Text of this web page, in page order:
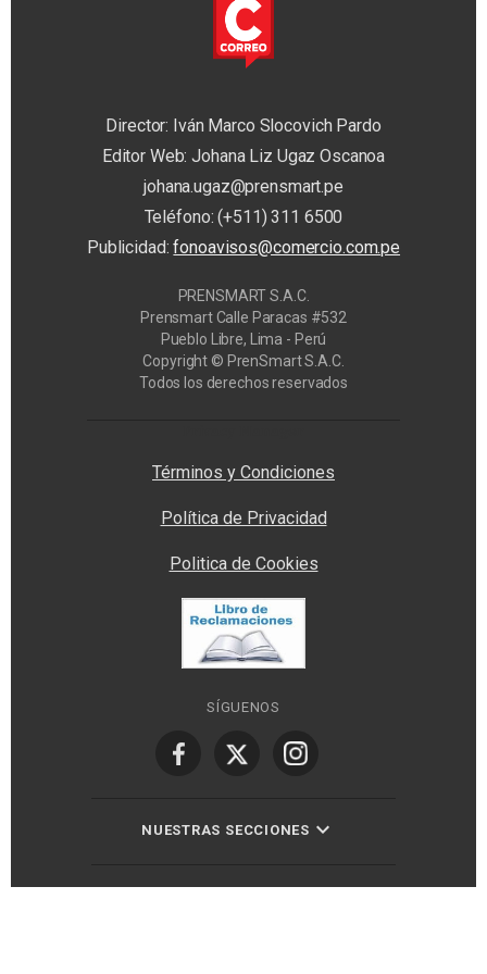
Director: Iván Marco Slocovich Pardo
Editor Web: Johana Liz Ugaz Oscanoa
johana.ugaz@prensmart.pe
Teléfono: (+511) 311 6500
Publicidad:fonoavisos@comercio.com.pe
PRENSMART S.A.C.
Prensmart Calle Paracas #532
Pueblo Libre, Lima - Perú
Copyright © PrenSmart S.A.C.
Todos los derechos reservados
Términos y Condiciones
Política de Privacidad
Politica de Cookies
SÍGUENOS
NUESTRAS SECCIONES